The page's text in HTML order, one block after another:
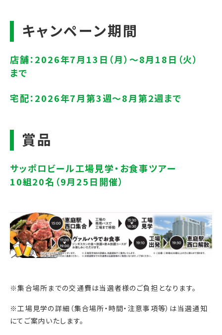
※集合場所までの交通費は当選者様のご負担となります。
※工場見学の詳細（集合場所・時間・注意事項等）は当選通知
にてご案内いたします。